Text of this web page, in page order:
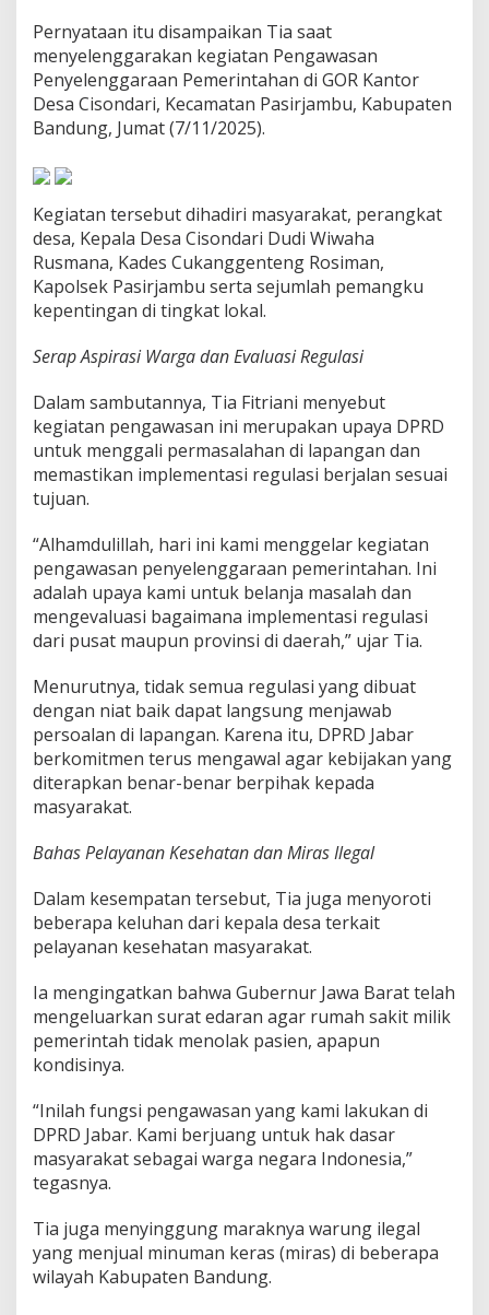
r
,
S
e
r
a
i
r
a
s
W
r
a
d
i
P
a
r
j
a
m
b
u
b
u
p
a
e
a
d
u
n
g
Pernyataan itu disampaikan Tia saat
menyelenggarakan kegiatan Pengawasan
Penyelenggaraan Pemerintahan di GOR Kantor
Desa Cisondari, Kecamatan Pasirjambu, Kabupaten
Bandung, Jumat (7/11/2025).
Kegiatan tersebut dihadiri masyarakat, perangkat
desa, Kepala Desa Cisondari Dudi Wiwaha
Rusmana, Kades Cukanggenteng Rosiman,
Kapolsek Pasirjambu serta sejumlah pemangku
kepentingan di tingkat lokal.
Serap Aspirasi Warga dan Evaluasi Regulasi
Dalam sambutannya, Tia Fitriani menyebut
kegiatan pengawasan ini merupakan upaya DPRD
untuk menggali permasalahan di lapangan dan
memastikan implementasi regulasi berjalan sesuai
tujuan.
“Alhamdulillah, hari ini kami menggelar kegiatan
pengawasan penyelenggaraan pemerintahan. Ini
adalah upaya kami untuk belanja masalah dan
mengevaluasi bagaimana implementasi regulasi
dari pusat maupun provinsi di daerah,” ujar Tia.
Menurutnya, tidak semua regulasi yang dibuat
dengan niat baik dapat langsung menjawab
persoalan di lapangan. Karena itu, DPRD Jabar
berkomitmen terus mengawal agar kebijakan yang
diterapkan benar-benar berpihak kepada
masyarakat.
Bahas Pelayanan Kesehatan dan Miras Ilegal
Dalam kesempatan tersebut, Tia juga menyoroti
beberapa keluhan dari kepala desa terkait
pelayanan kesehatan masyarakat.
Ia mengingatkan bahwa Gubernur Jawa Barat telah
mengeluarkan surat edaran agar rumah sakit milik
pemerintah tidak menolak pasien, apapun
kondisinya.
“Inilah fungsi pengawasan yang kami lakukan di
DPRD Jabar. Kami berjuang untuk hak dasar
masyarakat sebagai warga negara Indonesia,”
tegasnya.
Tia juga menyinggung maraknya warung ilegal
yang menjual minuman keras (miras) di beberapa
wilayah Kabupaten Bandung.